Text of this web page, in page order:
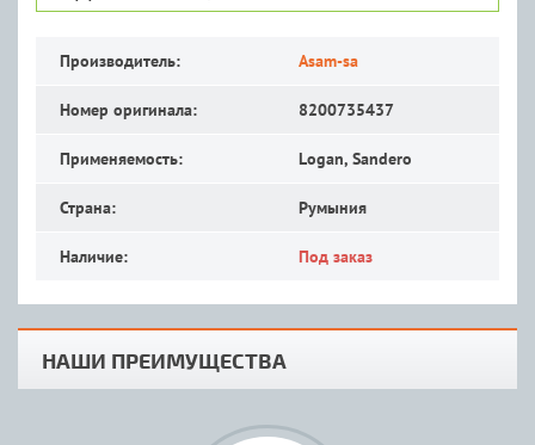
Производитель: Asam-sa
Номер оригинала: 8200735437
Применяемость: Logan, Sandero
Страна: Румыния
Наличие: Под заказ
НАШИ ПРЕИМУЩЕСТВА